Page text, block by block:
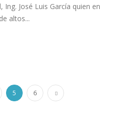
Ing. José Luis García quien en
altos...
5 6